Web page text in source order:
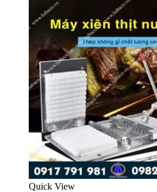
Quick View